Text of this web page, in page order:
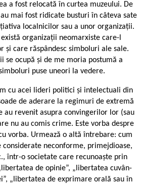
a fost relocată în curtea muzeului. De
mai fost ridicate busturi în câteva sate
localnicilor sau a unor organizații.
organizații neomarxiste care-l
și care răspândesc simboluri ale sale.
se ocupă și de me ­moria postumă a
puse uneori la vedere.
cu acei lideri politici și intelectuali din
de aderare la regimuri de extremă
au revenit asupra convingerilor lor (sau
nu au comis crime. Este vorba despre
vorba. Urmează o altă întrebare: cum
neconforme, primejdioase,
într-o societate care recunoaște prin
de opinie”, „libertatea cuvân­
„libertatea de exprimare orală sau în